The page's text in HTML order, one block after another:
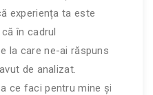
experiența ta este
în cadrul
la care ne-ai răspuns
de analizat.
ce faci pentru mine și